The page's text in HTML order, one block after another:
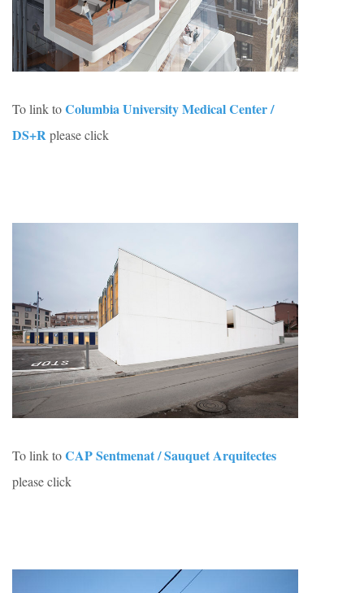
To link toColumbia University Medical Center /
DS+Rplease click
To link toCAP Sentmenat / Sauquet Arquitectes
please click